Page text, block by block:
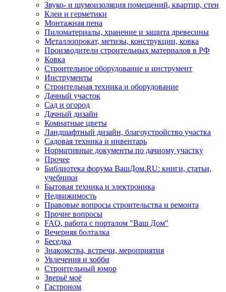
Звуко- и шумоизоляция помещений, квартир, стен
Клеи и герметики
Монтажная пена
Пиломатериалы, хранение и защита древесины
Металлопрокат, метизы, конструкции, ковка
Производители строительных материалов в РФ
Ковка
Строительное оборудование и инструмент
Инструменты
Строительная техника и оборудование
Дачный участок
Сад и огород
Дачный дизайн
Комнатные цветы
Ландшафтный дизайн, благоустройство участка
Садовая техника и инвентарь
Нормативные документы по дачному участку
Прочее
Библиотека форума ВашДом.RU: книги, статьи,
учебники
Бытовая техника и электроника
Недвижимость
Правовые вопросы строительства и ремонта
Прочие вопросы
FAQ, работа с порталом "Ваш Дом"
Вечерняя болталка
Беседка
Знакомства, встречи, мероприятия
Увлечения и хобби
Строительный юмор
Зверьё моё
Гастроном